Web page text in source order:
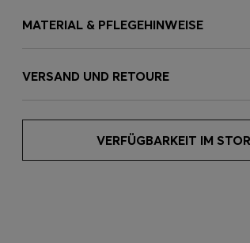
MATERIAL & PFLEGEHINWEISE
VERSAND UND RETOURE
VERFÜGBARKEIT IM